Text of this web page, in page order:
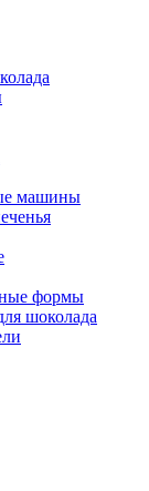
машины
формы
шоколада